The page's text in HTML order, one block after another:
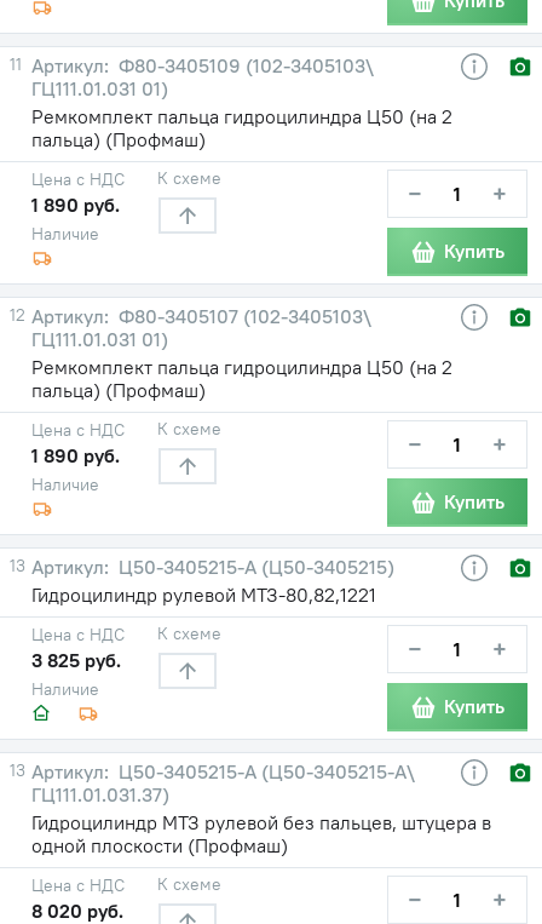
11
Ф80-3405109 (102-3405103\
ГЦ111.01.031 01)
Ремкомплект пальца гидроцилиндра Ц50 (на 2
пальца) (Профмаш)
Наличие
Цена с НДС
1 890 руб.
К схеме − +
Купить
12
Ф80-3405107 (102-3405103\
ГЦ111.01.031 01)
Ремкомплект пальца гидроцилиндра Ц50 (на 2
пальца) (Профмаш)
Наличие
Цена с НДС
1 890 руб.
К схеме − +
Купить
13
Ц50-3405215-А (Ц50-3405215)
Гидроцилиндр рулевой МТЗ-80,82,1221
Наличие
Цена с НДС
3 825 руб.
К схеме − +
Купить
13
Ц50-3405215-А (Ц50-3405215-А\
ГЦ111.01.031.37)
Гидроцилиндр МТЗ рулевой без пальцев, штуцера в
одной плоскости (Профмаш)
Цена с НДС
8 020 руб.
К схеме − +